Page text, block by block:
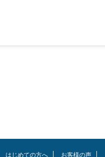
はじめての方へ お客様の声